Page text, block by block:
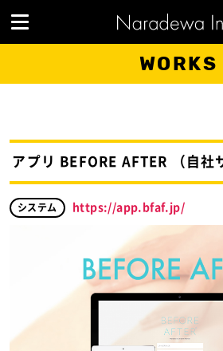
WORKS
アプリ BEFORE AFTER （自社
システム https://app.bfaf.jp/